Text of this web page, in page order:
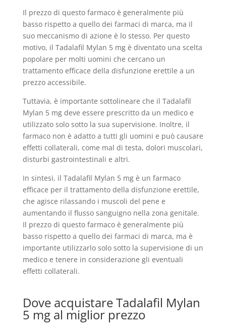
Il prezzo di questo farmaco è generalmente più
basso rispetto a quello dei farmaci di marca, ma il
suo meccanismo di azione è lo stesso. Per questo
motivo, il Tadalafil Mylan 5 mg è diventato una scelta
popolare per molti uomini che cercano un
trattamento efficace della disfunzione erettile a un
prezzo accessibile.
Tuttavia, è importante sottolineare che il Tadalafil
Mylan 5 mg deve essere prescritto da un medico e
utilizzato solo sotto la sua supervisione. Inoltre, il
farmaco non è adatto a tutti gli uomini e può causare
effetti collaterali, come mal di testa, dolori muscolari,
disturbi gastrointestinali e altri.
In sintesi, il Tadalafil Mylan 5 mg è un farmaco
efficace per il trattamento della disfunzione erettile,
che agisce rilassando i muscoli del pene e
aumentando il flusso sanguigno nella zona genitale.
Il prezzo di questo farmaco è generalmente più
basso rispetto a quello dei farmaci di marca, ma è
importante utilizzarlo solo sotto la supervisione di un
medico e tenere in considerazione gli eventuali
effetti collaterali.
Dove acquistare Tadalafil Mylan
5 mg al miglior prezzo